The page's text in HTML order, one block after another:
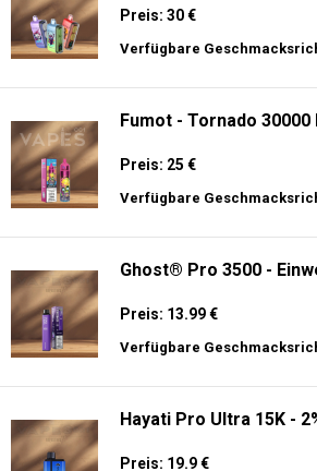
Preis: 30 €
Verfügbare
Fumot - Tornado
Preis: 25 €
Verfügbare
Ghost® Pro 3500 -
Preis: 13.99 €
Verfügbare
Hayati Pro Ultra 15K -
Preis: 19.9 €